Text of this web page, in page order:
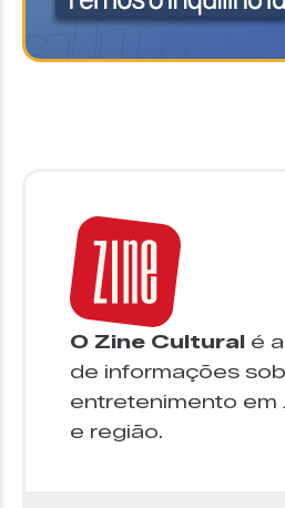
O Zine Cultural é
de informações
entretenimento em
e região.